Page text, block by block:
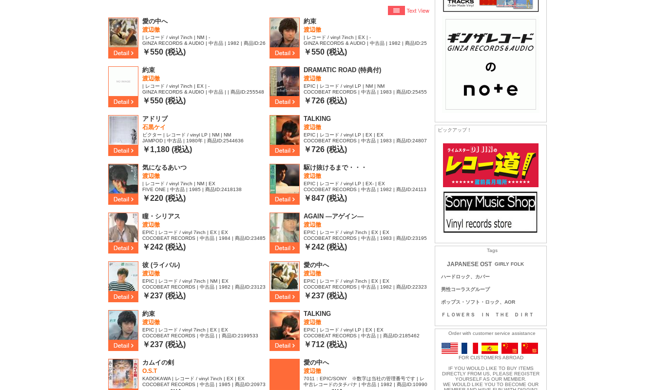
愛の中へ
渡辺徹
| レコード / vinyl 7inch | NM | -
GINZA RECORDS & AUDIO | 中古品 | 1982 | 商品ID:26
55019
￥550 (税込)
約束
渡辺徹
| レコード / vinyl 7inch | EX | -
GINZA RECORDS & AUDIO | 中古品 | 1982 | 商品ID:25
87422
￥550 (税込)
約束
渡辺徹
| レコード / vinyl 7inch | EX | -
GINZA RECORDS & AUDIO | 中古品 | | 商品ID:255548
3￥550 (税込)
DRAMATIC ROAD (特典付)
渡辺徹
EPIC | レコード / vinyl LP | NM | NM
COCOBEAT RECORDS | 中古品 | 1983 | 商品ID:25455
83
￥726 (税込)
アドリブ
石黒ケイ
ビクター | レコード / vinyl LP | NM | NM
JAMPOD | 中古品 | 1980年 | 商品ID:2544636
￥1,180 (税込)
TALKING
渡辺徹
EPIC | レコード / vinyl LP | EX | EX
COCOBEAT RECORDS | 中古品 | 1983 | 商品ID:24807
56
￥726 (税込)
気になるあいつ
渡辺徹
| レコード / vinyl 7inch | NM | EX
FIVE ONE | 中古品 | 1985 | 商品ID:2418138
￥220 (税込)
駆け抜けるまで・・・
渡辺徹
EPIC | レコード / vinyl LP | EX- | EX
COCOBEAT RECORDS | 中古品 | 1982 | 商品ID:24113
38
￥847 (税込)
瞳・シリアス
渡辺徹
EPIC | レコード / vinyl 7inch | EX | EX
COCOBEAT RECORDS | 中古品 | 1984 | 商品ID:23485
19
￥242 (税込)
AGAIN ―アゲイン―
渡辺徹
EPIC | レコード / vinyl 7inch | EX | EX
COCOBEAT RECORDS | 中古品 | 1983 | 商品ID:23195
27
￥242 (税込)
彼 (ライバル)
渡辺徹
EPIC | レコード / vinyl 7inch | NM | EX
COCOBEAT RECORDS | 中古品 | 1982 | 商品ID:23123
66
￥237 (税込)
愛の中へ
渡辺徹
EPIC | レコード / vinyl 7inch | EX | EX
COCOBEAT RECORDS | 中古品 | 1982 | 商品ID:22323
46
￥237 (税込)
約束
渡辺徹
EPIC | レコード / vinyl 7inch | EX | EX
COCOBEAT RECORDS | 中古品 | | 商品ID:2199533
￥237 (税込)
TALKING
渡辺徹
EPIC | レコード / vinyl LP | EX | EX
COCOBEAT RECORDS | 中古品 | | 商品ID:2185462
￥712 (税込)
カムイの剣
O.S.T
KADOKAWA | レコード / vinyl 7inch | EX | EX
COCOBEAT RECORDS | 中古品 | 1985 | 商品ID:20973
愛の中へ
渡辺徹
7011：EPIC/SONY ※数字は当社の管理番号です | レ
コード / vinyl 7inch | M | NM
中古レコードのタチバナ | 中古品 | 1982 | 商品ID:10990
ピックアップ！
Tags
JAPANESE OST GIRLY FOLK
ハードロック、カバー
男性コーラスグループ
ポップス・ソフト・ロック、AOR
ＦＬＯＷＥＲＳ ＩＮ ＴＨＥ ＤＩＲＴ
Order with customer service assistance
FOR CUSTOMERS ABROAD
IF YOU WOULD LIKE TO BUY ITEMS
DIRECTLY FROM US, PLEASE REGISTER
YOURSELF AS OUR MEMBER.
WE WOULD LIKE YOU TO BECOME OUR